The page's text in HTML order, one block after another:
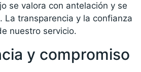
se valora con antelación y se
La transparencia y la confianza
nuestro servicio.
y compromiso